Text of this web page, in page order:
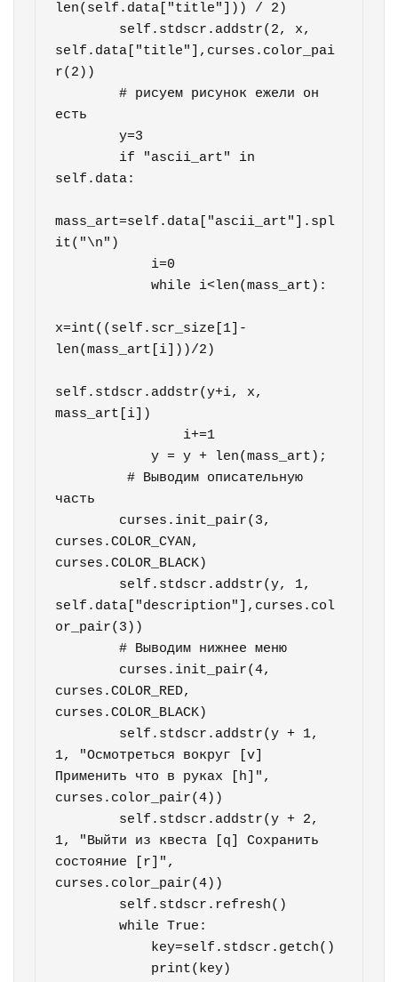
len(self.data["title"])) / 2)
self.data["title"],curses.color_pai
r(2))
        # рисуем рисунок ежели он
есть
        y=3
self.data:
mass_art=self.data["ascii_art"].spl
it("\n")
            while i<len(mass_art):
x=int((self.scr_size[1]-
len(mass_art[i]))/2)
self.stdscr.addstr(y+i, x,
mass_art[i])
            y = y + len(mass_art);
         # Выводим описательную
часть
curses.COLOR_CYAN,
curses.COLOR_BLACK)
self.data["description"],curses.col
or_pair(3))
        # Выводим нижнее меню
curses.COLOR_RED,
curses.COLOR_BLACK)
1, "Осмотреться вокруг [v]
Применить что в руках [h]",
curses.color_pair(4))
1, "Выйти из квеста [q] Сохранить
состояние [r]",
curses.color_pair(4))
        while True: